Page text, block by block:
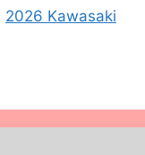
2026 Kawasaki